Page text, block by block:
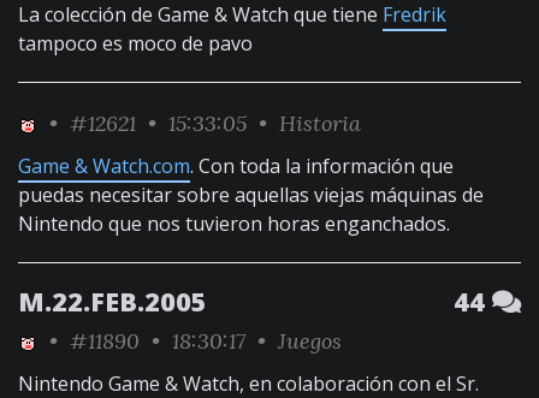
La colección de Game & Watch que tiene Fredrik
tampoco es moco de pavo
• #12621 • 15:33:05 • Historia
Game & Watch.com. Con toda la información que
puedas necesitar sobre aquellas viejas máquinas de
Nintendo que nos tuvieron horas enganchados.
M.22.FEB.2005 44
• #11890 • 18:30:17 • Juegos
Nintendo Game & Watch, en colaboración con el Sr.